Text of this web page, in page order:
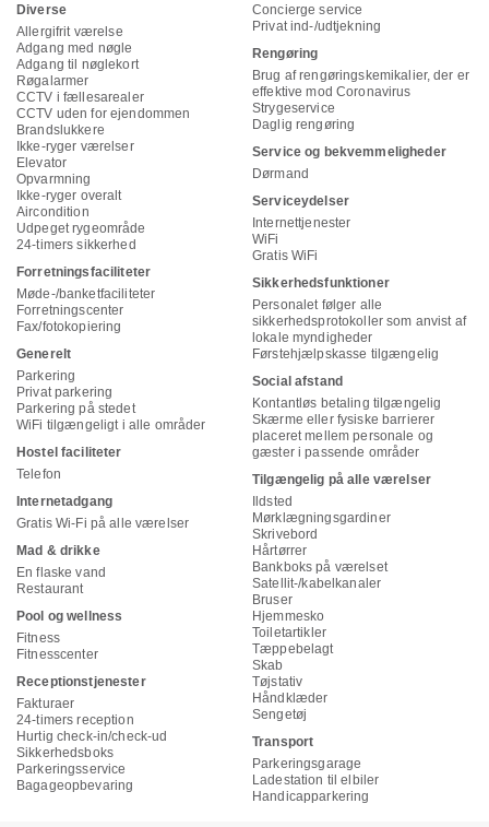
Diverse
Allergifrit værelse
Adgang med nøgle
Adgang til nøglekort
Røgalarmer
CCTV i fællesarealer
CCTV uden for ejendommen
Brandslukkere
Ikke-ryger værelser
Elevator
Opvarmning
Ikke-ryger overalt
Aircondition
Udpeget rygeområde
24-timers sikkerhed
Forretningsfaciliteter
Møde-/banketfaciliteter
Forretningscenter
Fax/fotokopiering
Generelt
Parkering
Privat parkering
Parkering på stedet
WiFi tilgængeligt i alle områder
Hostel faciliteter
Telefon
Internetadgang
Gratis Wi-Fi på alle værelser
Mad & drikke
En flaske vand
Restaurant
Pool og wellness
Fitness
Fitnesscenter
Receptionstjenester
Fakturaer
24-timers reception
Hurtig check-in/check-ud
Sikkerhedsboks
Parkeringsservice
Bagageopbevaring
Concierge service
Privat ind-/udtjekning
Rengøring
Brug af rengøringskemikalier, der er
effektive mod Coronavirus
Strygeservice
Daglig rengøring
Service og bekvemmeligheder
Dørmand
Serviceydelser
Internettjenester
WiFi
Gratis WiFi
Sikkerhedsfunktioner
Personalet følger alle
sikkerhedsprotokoller som anvist af
lokale myndigheder
Førstehjælpskasse tilgængelig
Social afstand
Kontantløs betaling tilgængelig
Skærme eller fysiske barrierer
placeret mellem personale og
gæster i passende områder
Tilgængelig på alle værelser
Ildsted
Mørklægningsgardiner
Skrivebord
Hårtørrer
Bankboks på værelset
Satellit-/kabelkanaler
Bruser
Hjemmesko
Toiletartikler
Tæppebelagt
Skab
Tøjstativ
Håndklæder
Sengetøj
Transport
Parkeringsgarage
Ladestation til elbiler
Handicapparkering